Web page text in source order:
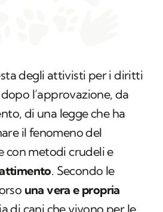
degli attivisti per i diritti
dopo l’approvazione, da
di una legge che ha
il fenomeno del
con metodi crudeli e
. Secondo le
una vera e propria
di cani che vivono per le